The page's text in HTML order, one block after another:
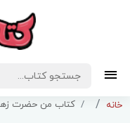
خانه کتاب من حضرت زهرا (س) را دوست دارم